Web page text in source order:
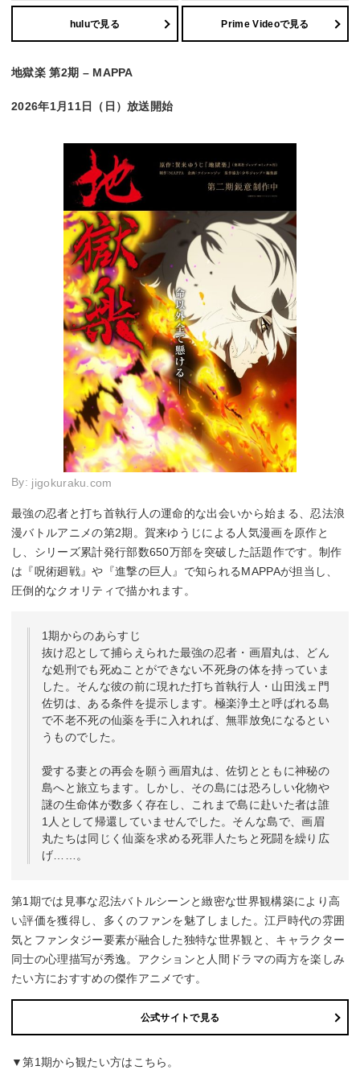
huluで見る Prime Videoで見る
地獄楽 第2期 – MAPPA
2026年1月11日（日）放送開始
By: jigokuraku.com
最強の忍者と打ち首執行人の運命的な出会いから始まる、忍法浪
漫バトルアニメの第2期。賀来ゆうじによる人気漫画を原作と
し、シリーズ累計発行部数650万部を突破した話題作です。制作
は『呪術廻戦』や『進撃の巨人』で知られるMAPPAが担当し、
圧倒的なクオリティで描かれます。
1期からのあらすじ
抜け忍として捕らえられた最強の忍者・画眉丸は、どん
な処刑でも死ぬことができない不死身の体を持っていま
した。そんな彼の前に現れた打ち首執行人・山田浅ェ門
佐切は、ある条件を提示します。極楽浄土と呼ばれる島
で不老不死の仙薬を手に入れれば、無罪放免になるとい
うものでした。
愛する妻との再会を願う画眉丸は、佐切とともに神秘の
島へと旅立ちます。しかし、その島には恐ろしい化物や
謎の生命体が数多く存在し、これまで島に赴いた者は誰
1人として帰還していませんでした。そんな島で、画眉
丸たちは同じく仙薬を求める死罪人たちと死闘を繰り広
げ……。
第1期では見事な忍法バトルシーンと緻密な世界観構築により高
い評価を獲得し、多くのファンを魅了しました。江戸時代の雰囲
気とファンタジー要素が融合した独特な世界観と、キャラクター
同士の心理描写が秀逸。アクションと人間ドラマの両方を楽しみ
たい方におすすめの傑作アニメです。
公式サイトで見る
▼第1期から観たい方はこちら。